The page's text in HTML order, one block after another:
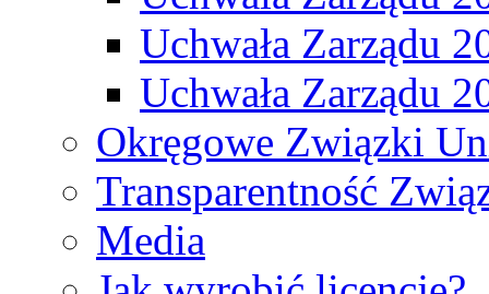
Uchwała Zarządu
Uchwała Zarządu
Okręgowe Związki
Transparentność
Media